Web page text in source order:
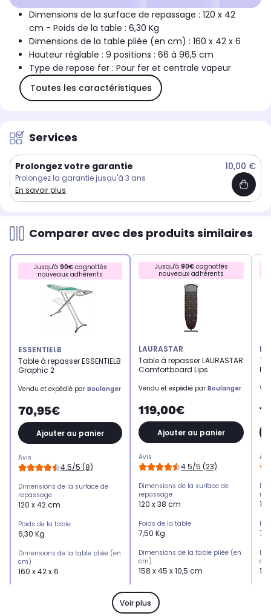
Dimensions de la surface de repassage : 120 x 42
cm - Poids de la table : 6,30 Kg
Dimensions de la table pliée (en cm) : 160 x 42 x 6
Hauteur réglable : 9 positions : 66 à 96,5 cm
Type de repose fer : Pour fer et centrale vapeur
Toutes les caractéristiques
Services
Prolongez votre garantie 10,00 €
Prolongez la garantie jusqu'à 3 ans
En savoir plus
Comparer avec des produits similaires
Jusqu'à 90€cagnottés
nouveaux adhérents
ESSENTIELB
Table à repasser ESSENTIELB
Graphic 2
Vendu et expédié par Boulanger
70,95€
Ajouter au panier
Avis
4.5/5 (8)
Dimensions de la surface de
repassage
120 x 42 cm
Poids de la table
6,30 Kg
Dimensions de la table pliée (en
cm)
160 x 42 x 6
9 positions : 66 à 96,5 cm
Jusqu'à 90€cagnottés
nouveaux adhérents
LAURASTAR
Table à repasser LAURASTAR
Comfortboard Lips
Vendu et expédié par Boulanger
119,00€
Ajouter au panier
Avis
4.5/5 (23)
Dimensions de la surface de
repassage
120 x 38 cm
Poids de la table
7,50 Kg
Dimensions de la table pliée (en
cm)
158 x 45 x 10,5 cm
Hauteur réglable
Jusqu'à 95cm
Voir plus